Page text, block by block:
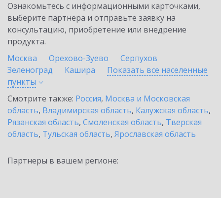
Ознакомьтесь с информационными карточками,
выберите партнёра и отправьте заявку на
консультацию, приобретение или внедрение
продукта.
Москва
Орехово-Зуево
Серпухов
Зеленоград
Кашира
Показать все населенные
пункты
Смотрите также: Россия, Москва и Московская
область, Владимирская область, Калужская область,
Рязанская область, Смоленская область, Тверская
область, Тульская область, Ярославская область
Партнеры в вашем регионе: